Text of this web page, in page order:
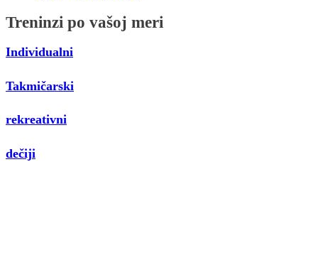
Treninzi po vašoj meri
Individualni
Takmičarski
rekreativni
dečiji